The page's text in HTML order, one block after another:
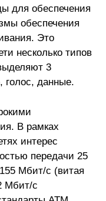
для обеспечения
обеспечения
Это
несколько типов
3
голос, данные.
В рамках
интерес
передачи 25
Мбит/с (витая
Мбит/с